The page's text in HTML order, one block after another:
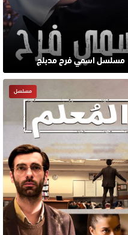
مسلسل اسمي فرح مدبلج
مسلسل